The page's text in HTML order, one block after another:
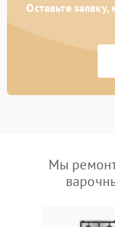
Оставьте
Мы